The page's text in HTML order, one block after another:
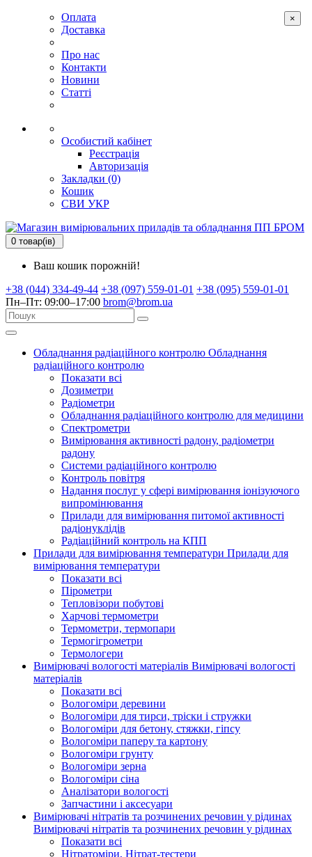
Оплата
Доставка
Про нас
Контакти
Новини
Статті
Особистий кабінет
Реєстрація
Авторизація
Закладки (0)
Кошик
СВИ УКР
0 товар(ів)
Ваш кошик порожній!
+38 (044) 334-49-44 +38 (097) 559-01-01 +38 (095) 559-01-01
Пн–Пт: 09:00–17:00 brom@brom.ua
Обладнання радіаційного контролю Обладнання
радіаційного контролю
Показати всі
Дозиметри
Радіометри
Обладнання радіаційного контролю для медицини
Спектрометри
Вимірювання активності радону, радіометри
радону
Системи радіаційного контролю
Контроль повітря
Надання послуг у сфері вимірювання іонізуючого
випромінювання
Прилади для вимірювання питомої активності
радіонуклідів
Радіаційний контроль на КПП
Прилади для вимірювання температури Прилади для
вимірювання температури
Показати всі
Пірометри
Тепловізори побутові
Харчові термометри
Термометри, термопари
Термогігрометри
Термологери
Вимірювачі вологості матеріалів Вимірювачі вологості
матеріалів
Показати всі
Вологоміри деревини
Вологоміри для тирси, тріски і стружки
Вологоміри для бетону, стяжки, гіпсу
Вологоміри паперу та картону
Вологоміри грунту
Вологоміри зерна
Вологоміри сіна
Аналізатори вологості
Запчастини і аксесуари
Вимірювачі нітратів та розчинених речовин у рідинах
Вимірювачі нітратів та розчинених речовин у рідинах
Показати всі
Нітратоміри, Нітрат-тестери
×